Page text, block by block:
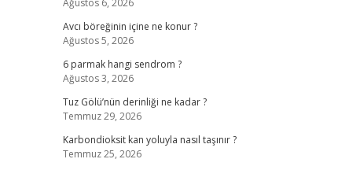
Ağustos 6, 2026
Avcı böreğinin içine ne konur ?
Ağustos 5, 2026
6 parmak hangi sendrom ?
Ağustos 3, 2026
Tuz Gölü’nün derinliği ne kadar ?
Temmuz 29, 2026
Karbondioksit kan yoluyla nasıl taşınır ?
Temmuz 25, 2026